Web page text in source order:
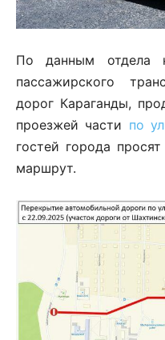
По данным отдела
пассажирского
дорог Караганды,
проезжей части по
гостей города
маршрут.